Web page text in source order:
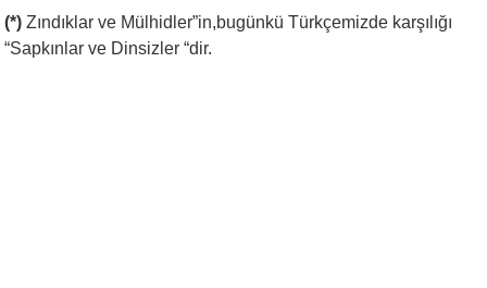
(*)Zındıklar ve Mülhidler”in,bugünkü Türkçemizde karşılığı
“Sapkınlar ve Dinsizler “dir.